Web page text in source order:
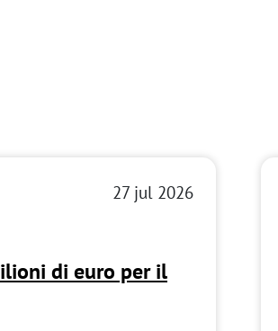
27 jul 2026
di euro per il